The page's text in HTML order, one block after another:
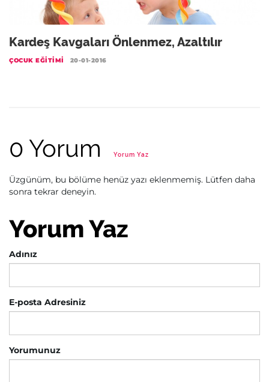
Kardeş Kavgaları Önlenmez, Azaltılır
ÇOCUK EĞITIMI 20-01-2016
0 Yorum Yorum Yaz
Üzgünüm, bu bölüme henüz yazı eklenmemiş. Lütfen daha
sonra tekrar deneyin.
Yorum Yaz
Adınız
E-posta Adresiniz
Yorumunuz